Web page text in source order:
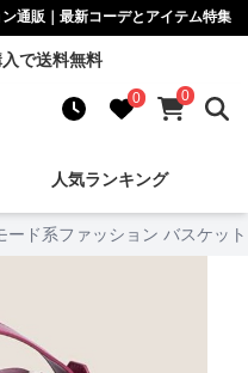
通販｜最新コーデとアイテム特集
で送料無料
0 0
人気ランキング
ード系ファッション バスケッ